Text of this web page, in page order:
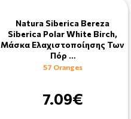
Natura Siberica Bereza
Siberica Polar White Birch,
Mάσκα Ελαχιστοποίησης Των
Πόρ …
57 Oranges
7.09€